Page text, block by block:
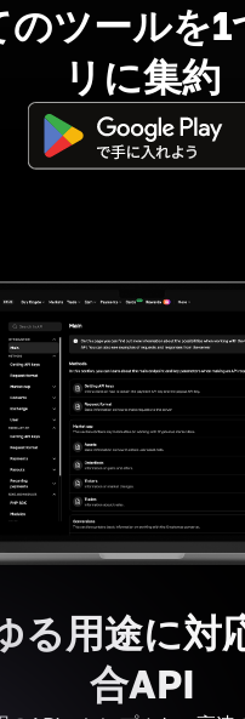
のツールを1
リに集約
る用途に対
合API